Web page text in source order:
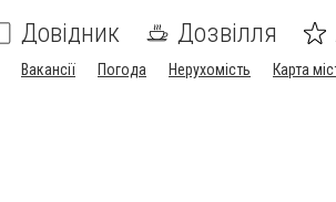
Довідник Дозвілля
Вакансії Погода Нерухомість Карта